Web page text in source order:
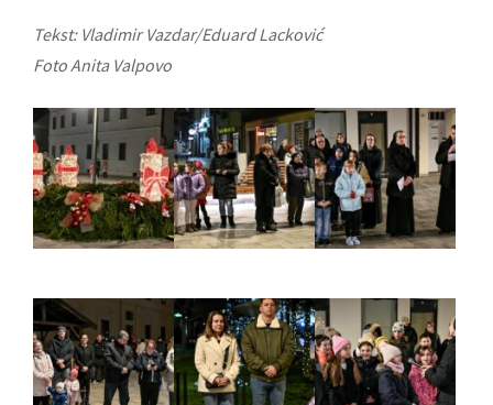
Tekst: Vladimir Vazdar/Eduard Lacković
Foto Anita Valpovo